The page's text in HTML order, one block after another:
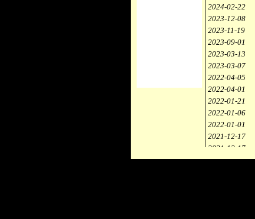
2024-02-22
2023-12-08
2023-11-19
2023-09-01
2023-03-13
2023-03-07
2022-04-05
2022-04-01
2022-01-21
2022-01-06
2022-01-01
2021-12-17
2021-12-17
2021-12-17